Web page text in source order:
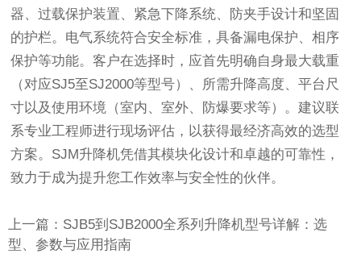
器、过载保护装置、紧急下降系统、防夹手设计和坚固
的护栏。电气系统符合安全标准，具备漏电保护、相序
保护等功能。客户在选择时，应首先明确自身最大载重
（对应SJ5至SJ2000等型号）、所需升降高度、平台尺
寸以及使用环境（室内、室外、防爆要求等）。建议联
系专业工程师进行现场评估，以获得最经济高效的选型
方案。SJM升降机凭借其模块化设计和卓越的可靠性，
致力于成为提升您工作效率与安全性的伙伴。
上一篇：SJB5到SJB2000全系列升降机型号详解：选
型、参数与应用指南